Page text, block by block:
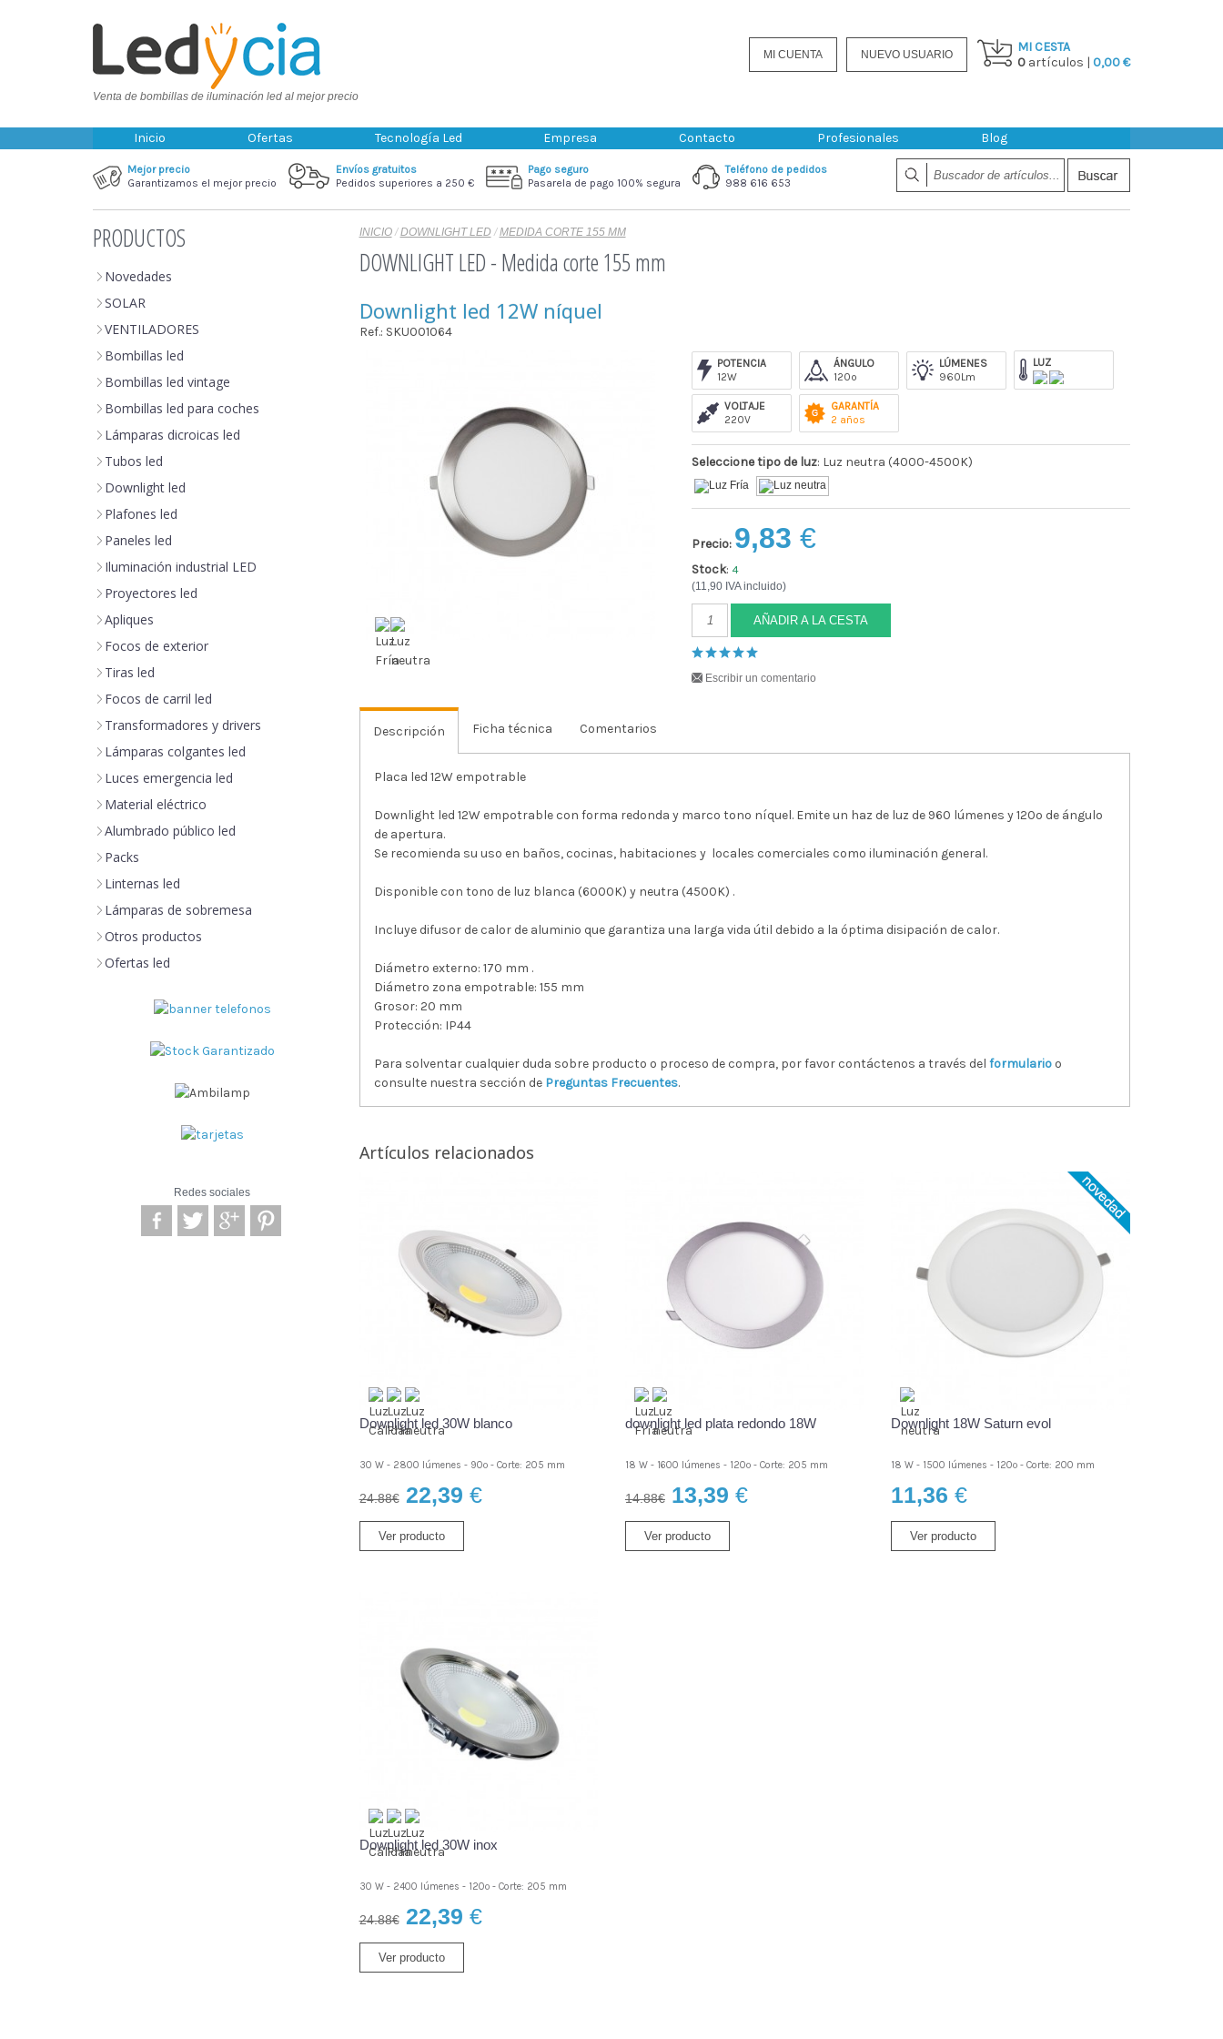
Venta de bombillas de iluminación led al mejor precio
MI CUENTA NUEVO USUARIO
MI CESTA
0 artículos | 0,00 €
Inicio Ofertas Tecnología Led Empresa Contacto Profesionales Blog
Mejor precio
Garantizamos el mejor precio
Envíos gratuitos
Pedidos superiores a 250 €
Pago seguro
Pasarela de pago 100% segura
Teléfono de pedidos
988 616 653
PRODUCTOS
Novedades
SOLAR
VENTILADORES
Bombillas led
Bombillas led vintage
Bombillas led para coches
Lámparas dicroicas led
Tubos led
Downlight led
Plafones led
Paneles led
Iluminación industrial LED
Proyectores led
Apliques
Focos de exterior
Tiras led
Focos de carril led
Transformadores y drivers
Lámparas colgantes led
Luces emergencia led
Material eléctrico
Alumbrado público led
Packs
Linternas led
Lámparas de sobremesa
Otros productos
Ofertas led
Redes sociales
INICIO/DOWNLIGHT LED/MEDIDA CORTE 155 MM
DOWNLIGHT LED - Medida corte 155 mm
Downlight led 12W níquel
Ref.: SKU001064
POTENCIA
12W
ÁNGULO
120º
LÚMENES
960Lm
LUZ
VOLTAJE
220V
GARANTÍA
2 años
Seleccione tipo de luz: Luz neutra (4000-4500K)
Precio: 9,83 €
Stock: 4
(11,90 IVA incluido)
AÑADIR A LA CESTA
Escribir un comentario
Descripción Ficha técnica Comentarios
Placa led 12W empotrable
Downlight led 12W empotrable con forma redonda y marco tono níquel. Emite un haz de luz de 960 lúmenes y 120º de ángulo
de apertura.
Se recomienda su uso en baños, cocinas, habitaciones y locales comerciales como iluminación general.
Disponible con tono de luz blanca (6000K) y neutra (4500K) .
Incluye difusor de calor de aluminio que garantiza una larga vida útil debido a la óptima disipación de calor.
Diámetro externo: 170 mm .
Diámetro zona empotrable: 155 mm
Grosor: 20 mm
Protección: IP44
Para solventar cualquier duda sobre producto o proceso de compra, por favor contáctenos a través del formularioo
consulte nuestra sección de Preguntas Frecuentes.
Artículos relacionados
Downlight led 30W blanco
30 W - 2800 lúmenes - 90º - Corte: 205 mm
24.88€ 22,39 €
Ver producto
downlight led plata redondo 18W
18 W - 1600 lúmenes - 120º - Corte: 205 mm
14.88€ 13,39 €
Ver producto
Downlight 18W Saturn evol
18 W - 1500 lúmenes - 120º - Corte: 200 mm
11,36 €
Ver producto
Downlight led 30W inox
30 W - 2400 lúmenes - 120º - Corte: 205 mm
24.88€ 22,39 €
Ver producto